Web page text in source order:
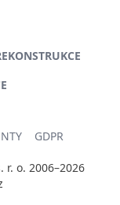
GDPR
r. o. 2006–2026